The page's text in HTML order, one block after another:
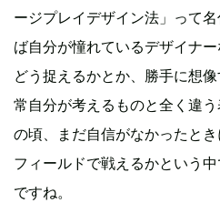
ージプレイデザイン法」って
ば自分が憧れているデザイナー
どう捉えるかとか、勝手に想
常自分が考えるものと全く違
の頃、まだ自信がなかったと
フィールドで戦えるかという
ですね。